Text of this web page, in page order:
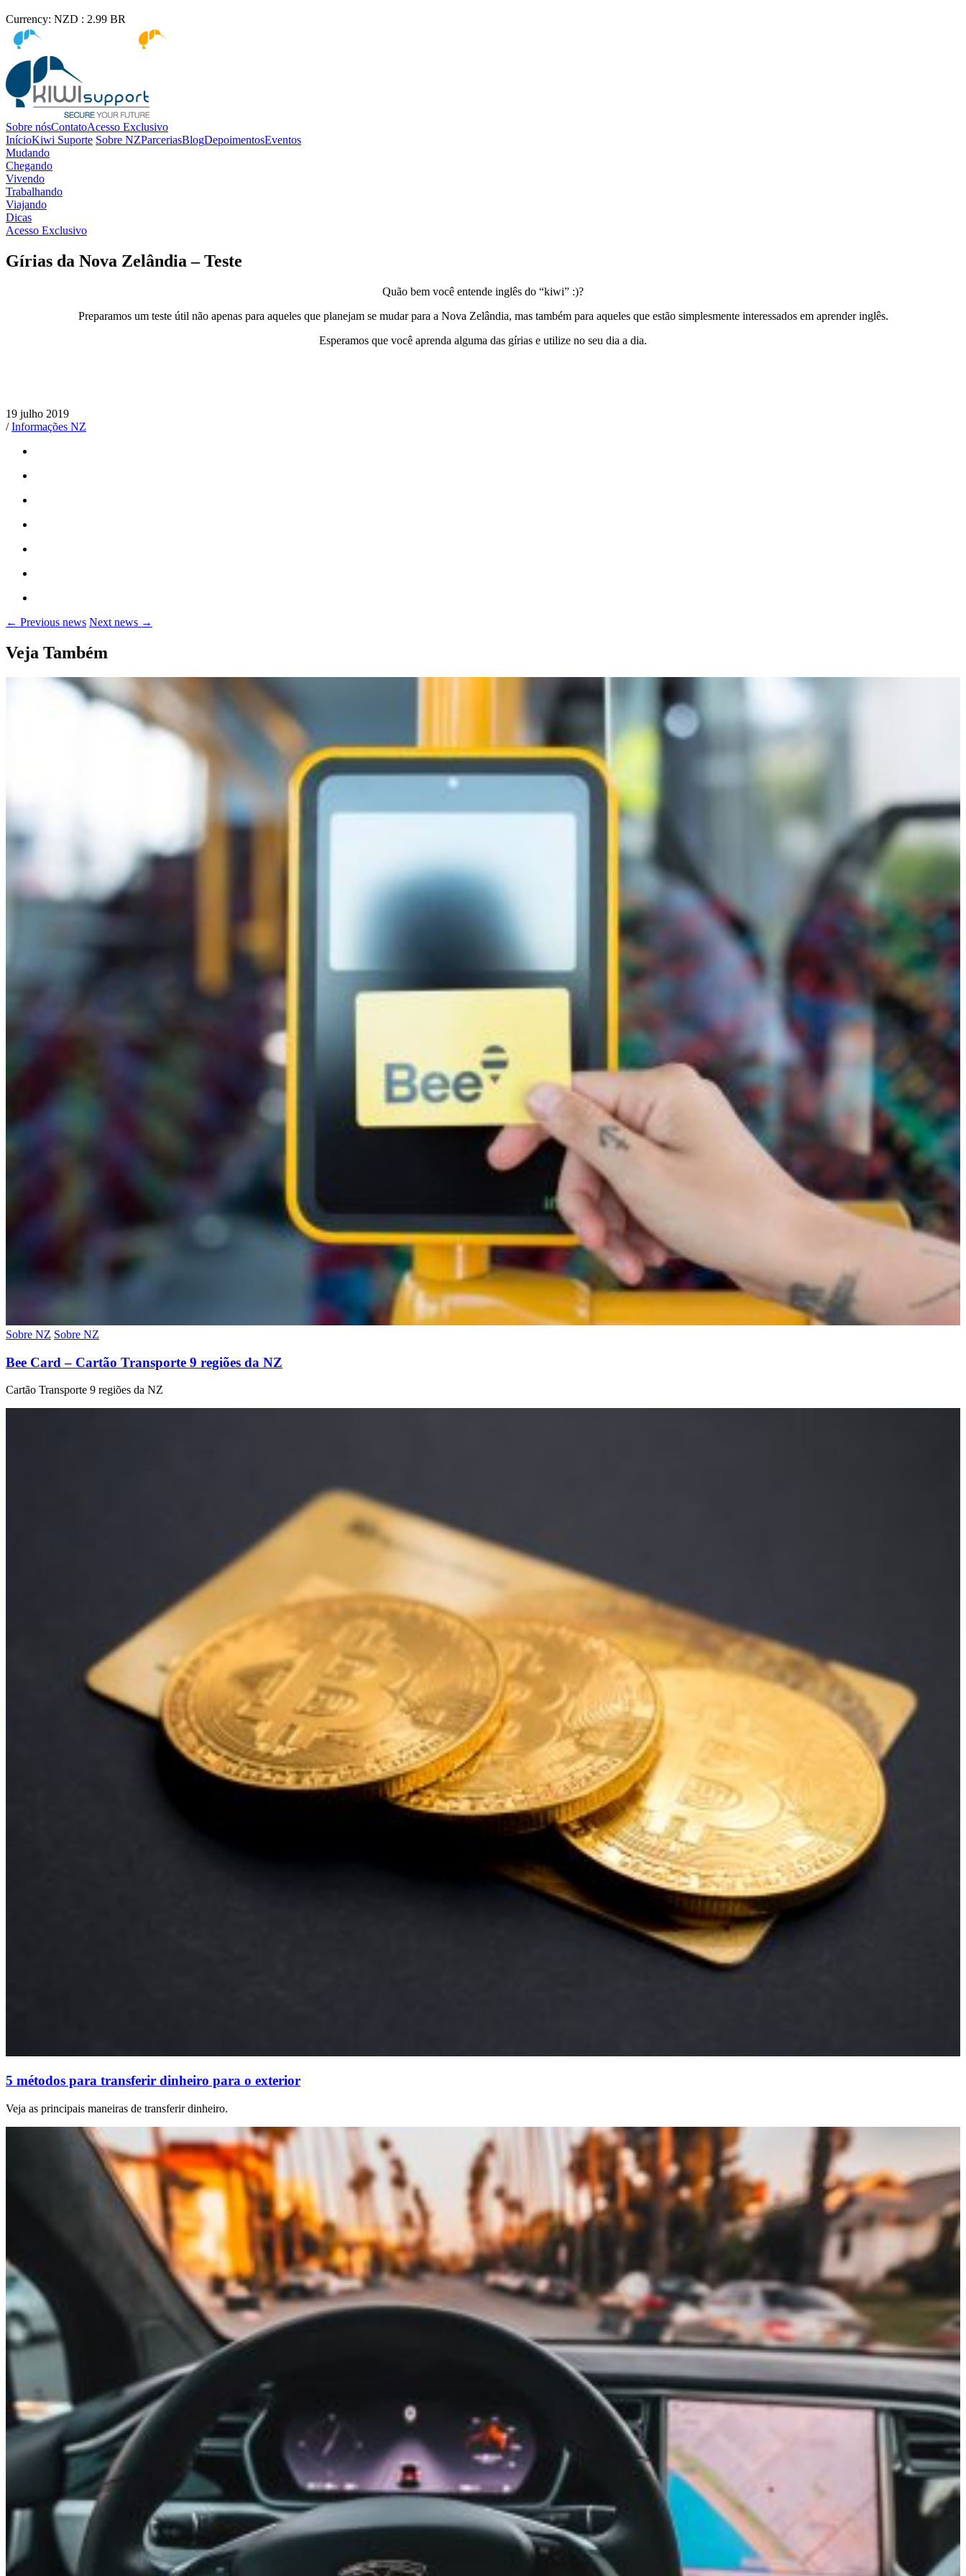
Currency: NZD : 2.99 BR
Sobre nósContatoAcesso Exclusivo
InícioKiwi Suporte Sobre NZParceriasBlogDepoimentosEventos
Mudando
Chegando
Vivendo
Trabalhando
Viajando
Dicas
Acesso Exclusivo
Gírias da Nova Zelândia – Teste
Quão bem você entende inglês do “kiwi” :)?
Preparamos um teste útil não apenas para aqueles que planejam se mudar para a Nova Zelândia, mas também para aqueles que estão simplesmente interessados em aprender inglês.
Esperamos que você aprenda alguma das gírias e utilize no seu dia a dia.
19 julho 2019
/ Informações NZ
← Previous news Next news →
Veja Também
Sobre NZ Sobre NZ
Bee Card – Cartão Transporte 9 regiões da NZ
Cartão Transporte 9 regiões da NZ
5 métodos para transferir dinheiro para o exterior
Veja as principais maneiras de transferir dinheiro.